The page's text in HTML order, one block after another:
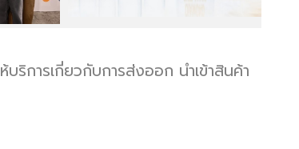
ริการเกี่ยวกับการส่งออก นำเข้าสินค้า